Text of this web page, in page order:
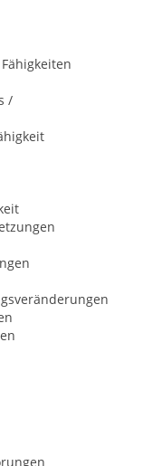
/